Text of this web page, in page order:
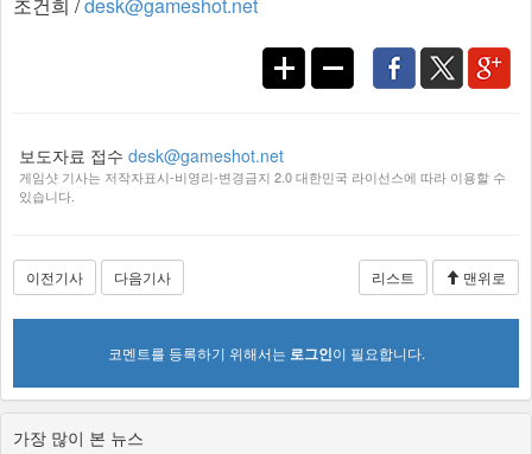
조건희 /desk@gameshot.net
보도자료 접수 desk@gameshot.net
게임샷 기사는 저작자표시-비영리-변경금지 2.0 대한민국 라이선스에 따라 이용할 수
있습니다.
이전기사 다음기사 리스트 맨위로
코멘트를 등록하기 위해서는 로그인이 필요합니다.
가장 많이 본 뉴스